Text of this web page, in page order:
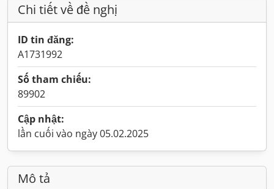
Chi tiết về đề nghị
ID tin đăng:
A1731992
Số tham chiếu:
89902
Cập nhật:
lần cuối vào ngày 05.02.2025
Mô tả